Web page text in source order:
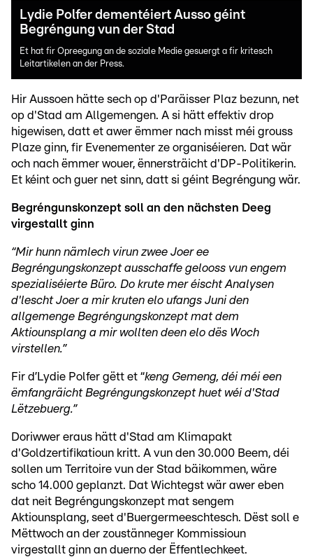
Lydie Polfer dementéiert Ausso géint
Begréngung vun der Stad
Et hat fir Opreegung an de soziale Medie gesuergt a fir kritesch
Leitartikelen an der Press.
Hir Aussoen hätte sech op d'Paräisser Plaz bezunn, net
op d'Stad am Allgemengen. A si hätt effektiv drop
higewisen, datt et awer ëmmer nach misst méi grouss
Plaze ginn, fir Evenementer ze organiséieren. Dat wär
och nach ëmmer wouer, ënnersträicht d'DP-Politikerin.
Et kéint och guer net sinn, datt si géint Begréngung wär.
Begréngunskonzept soll an den nächsten Deeg
virgestallt ginn
“Mir hunn nämlech virun zwee Joer ee
Begréngungskonzept ausschaffe gelooss vun engem
spezialiséierte Büro. Do krute mer éischt Analysen
d'lescht Joer a mir kruten elo ufangs Juni den
allgemenge Begréngungskonzept mat dem
Aktiounsplang a mir wollten deen elo dës Woch
virstellen.”
Fir d’Lydie Polfer gëtt et “keng Gemeng, déi méi een
ëmfangräicht Begréngungskonzept huet wéi d'Stad
Lëtzebuerg.”
Doriwwer eraus hätt d'Stad am Klimapakt
d'Goldzertifikatioun kritt. A vun den 30.000 Beem, déi
sollen um Territoire vun der Stad bäikommen, wäre
scho 14.000 geplanzt. Dat Wichtegst wär awer eben
dat neit Begréngungskonzept mat sengem
Aktiounsplang, seet d'Buergermeeschtesch. Dëst soll e
Mëttwoch an der zoustänneger Kommissioun
virgestallt ginn an duerno der Ëffentlechkeet.